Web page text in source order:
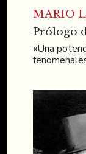
MARIO
Prólogo
«Una